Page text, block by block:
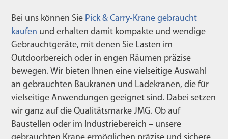
Bei uns können Sie Pick & Carry-Krane gebraucht
kaufen und erhalten damit kompakte und wendige
Gebrauchtgeräte, mit denen Sie Lasten im
Outdoorbereich oder in engen Räumen präzise
bewegen. Wir bieten Ihnen eine vielseitige Auswahl
an gebrauchten Baukranen und Ladekranen, die für
vielseitige Anwendungen geeignet sind. Dabei setzen
wir ganz auf die Qualitätsmarke JMG. Ob auf
Baustellen oder im Industriebereich – unsere